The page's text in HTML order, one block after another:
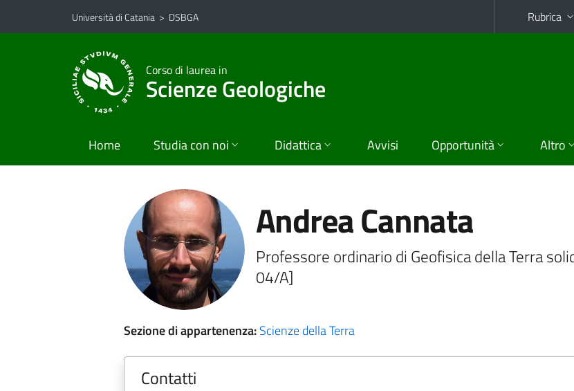
Vai al contenuto principale
Vai al menu di navigazione
Università di Catania > DSBGA Rubrica
Corso di laurea in
Scienze Geologiche
Home Studia con noi Didattica Avvisi Opportunità Altro
Andrea Cannata
Professore ordinario di Geofisica della Terra
04/A]
Sezione di appartenenza:Scienze della Terra
Contatti